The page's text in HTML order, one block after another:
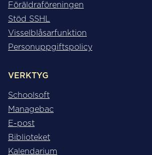
Föräldraföreningen
Stöd SSHL
Visselblåsarfunktion
Personuppgiftspolicy
VERKTYG
Schoolsoft
Managebac
E-post
Biblioteket
Kalendarium